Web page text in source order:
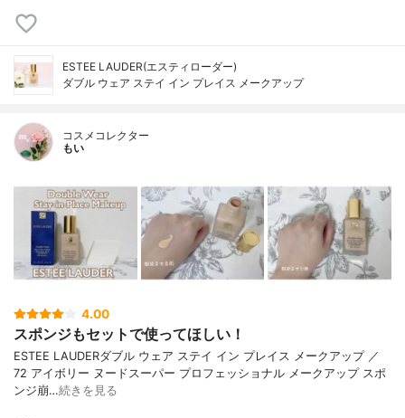
ESTEE LAUDER(エスティローダー)
ダブル ウェア ステイ イン プレイス メークアップ
コスメコレクター
もい
4.00
スポンジもセットで使ってほしい！
ESTEE LAUDERダブル ウェア ステイ イン プレイス メークアップ ／
72 アイボリー ヌードスーパー プロフェッショナル メークアップ スポ
ンジ崩…続きを見る